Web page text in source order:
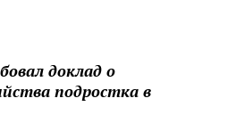
доклад о
подростка в